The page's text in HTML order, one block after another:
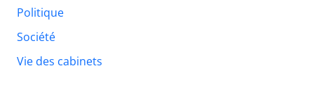
Politique
Société
Vie des cabinets